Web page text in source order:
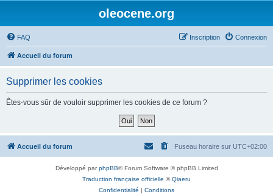
oleocene.org
FAQ Connexion
Inscription
Accueil du forum
Supprimer les cookies
Êtes-vous sûr de vouloir supprimer les cookies de ce forum ?
Accueil du forum Fuseau horaire sur UTC+02:00
Développé parphpBB® Forum Software © phpBB Limited
Traduction française officielle ©Qiaeru
Confidentialité | Conditions